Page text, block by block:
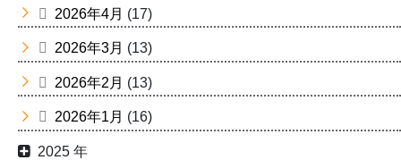
2026年4月 (17)
2026年3月 (13)
2026年2月 (13)
2026年1月 (16)
2025 年